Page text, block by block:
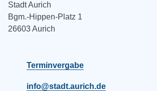
Stadt Aurich
Bgm.-Hippen-Platz 1
26603 Aurich
Terminvergabe
info@stadt.aurich.de